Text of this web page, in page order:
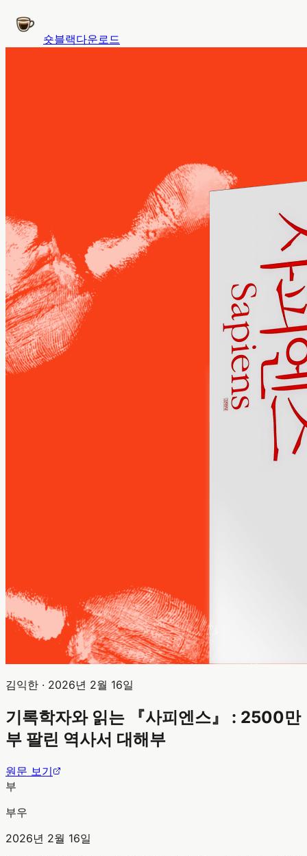
숏블랙다운로드
김익한 · 2026년 2월 16일
기록학자와 읽는 『사피엔스』 : 2500만
부 팔린 역사서 대해부
원문 보기
부
부우
2026년 2월 16일